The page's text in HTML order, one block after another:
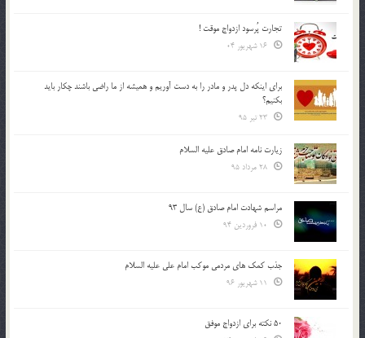
تجارت پُرسود ازدواج موقت !
براي اينكه دل پدر و مادر را به دست آوريم و هميشه از ما راضي باشند چكار بايد
بكنيم؟
زیارت نامه امام صادق علیه السلام
مراسم شهادت امام صادق (ع) سال 93
جذب کمک های مردمی موکب امام علی علیه السلام
50 نکته برای ازدواج موفق